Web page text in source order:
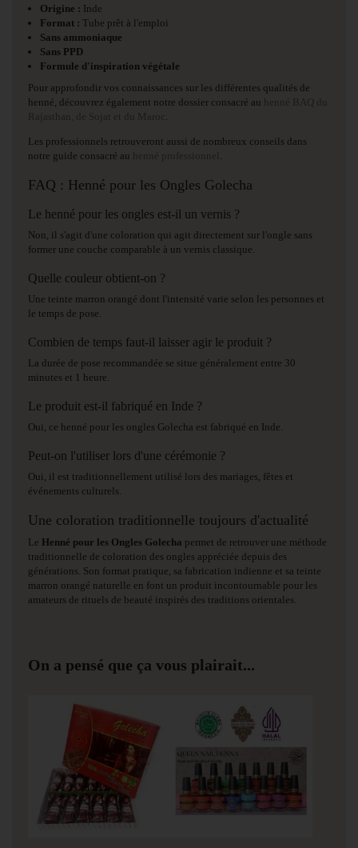
Origine : Inde
Format : Tube prêt à l'emploi
Sans ammoniaque
Sans PPD
Formule d'inspiration végétale
Pour approfondir vos connaissances sur les différentes qualités de
henné, découvrez également notre dossier consacré au henné BAQ du
Rajasthan, de Sojat et du Maroc
Les professionnels retrouveront aussi de nombreux conseils dans
notre guide consacré au henné professionnel
FAQ : Henné pour les Ongles Golecha
Le henné pour les ongles est-il un vernis ?
Non, il s'agit d'une coloration qui agit directement sur l'ongle sans
former une couche comparable à un vernis classique.
Quelle couleur obtient-on ?
Une teinte marron orangé dont l'intensité varie selon les personnes et
le temps de pose.
Combien de temps faut-il laisser agir le produit ?
La durée de pose recommandée se situe généralement entre 30
minutes et 1 heure.
Le produit est-il fabriqué en Inde ?
Oui, ce henné pour les ongles Golecha est fabriqué en Inde.
Peut-on l'utiliser lors d'une cérémonie ?
Oui, il est traditionnellement utilisé lors des mariages, fêtes et
événements culturels.
Une coloration traditionnelle toujours d'actualité
Le Henné pour les Ongles Golecha permet de retrouver une méthode
traditionnelle de coloration des ongles appréciée depuis des
générations. Son format pratique, sa fabrication indienne et sa teinte
marron orangé naturelle en font un produit incontournable pour les
amateurs de rituels de beauté inspirés des traditions orientales.
On a pensé que ça vous plairait...